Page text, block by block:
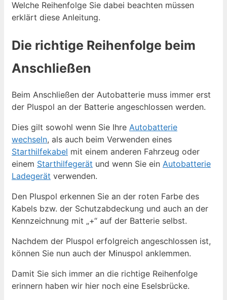
Welche Reihenfolge Sie dabei beachten müssen
erklärt diese Anleitung.
Die richtige Reihenfolge beim
Anschließen
Beim Anschließen der Autobatterie muss immer erst
der Pluspol an der Batterie angeschlossen werden.
Dies gilt sowohl wenn Sie Ihre Autobatterie
wechseln, als auch beim Verwenden eines
Starthilfekabel mit einem anderen Fahrzeug oder
einem Starthilfegerät und wenn Sie ein Autobatterie
Ladegerät verwenden.
Den Pluspol erkennen Sie an der roten Farbe des
Kabels bzw. der Schutzabdeckung und auch an der
Kennzeichnung mit „+“ auf der Batterie selbst.
Nachdem der Pluspol erfolgreich angeschlossen ist,
können Sie nun auch der Minuspol anklemmen.
Damit Sie sich immer an die richtige Reihenfolge
erinnern haben wir hier noch eine Eselsbrücke.